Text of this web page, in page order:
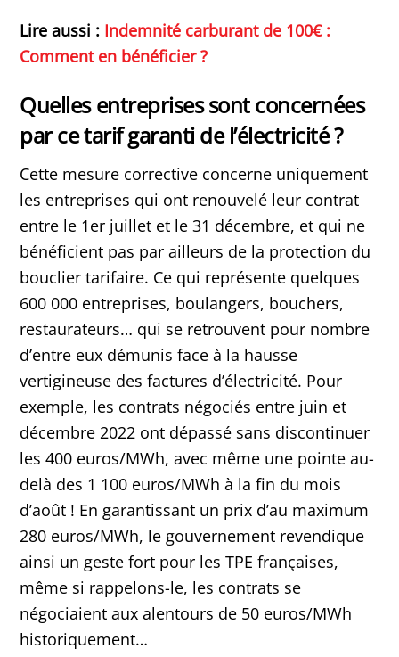
Lire aussi : Indemnité carburant de 100€ :
Comment en bénéficier ?
Quelles entreprises sont concernées
par ce tarif garanti de l’électricité ?
Cette mesure corrective concerne uniquement
les entreprises qui ont renouvelé leur contrat
entre le 1er juillet et le 31 décembre, et qui ne
bénéficient pas par ailleurs de la protection du
bouclier tarifaire. Ce qui représente quelques
600 000 entreprises, boulangers, bouchers,
restaurateurs… qui se retrouvent pour nombre
d’entre eux démunis face à la hausse
vertigineuse des factures d’électricité. Pour
exemple, les contrats négociés entre juin et
décembre 2022 ont dépassé sans discontinuer
les 400 euros/MWh, avec même une pointe au-
delà des 1 100 euros/MWh à la fin du mois
d’août ! En garantissant un prix d’au maximum
280 euros/MWh, le gouvernement revendique
ainsi un geste fort pour les TPE françaises,
même si rappelons-le, les contrats se
négociaient aux alentours de 50 euros/MWh
historiquement…